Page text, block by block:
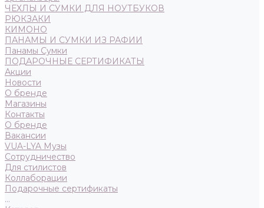
ЧЕХЛЫ И СУМКИ ДЛЯ НОУТБУКОВ
РЮКЗАКИ
КИМОНО
ПАНАМЫ И СУМКИ ИЗ РАФИИ
Панамы Сумки
ПОДАРОЧНЫЕ СЕРТИФИКАТЫ
Акции
Новости
О бренде
Магазины
Контакты
О бренде
Вакансии
VUA-LYA Музы
Сотрудничество
Для стилистов
Коллаборации
Подарочные сертификаты
...